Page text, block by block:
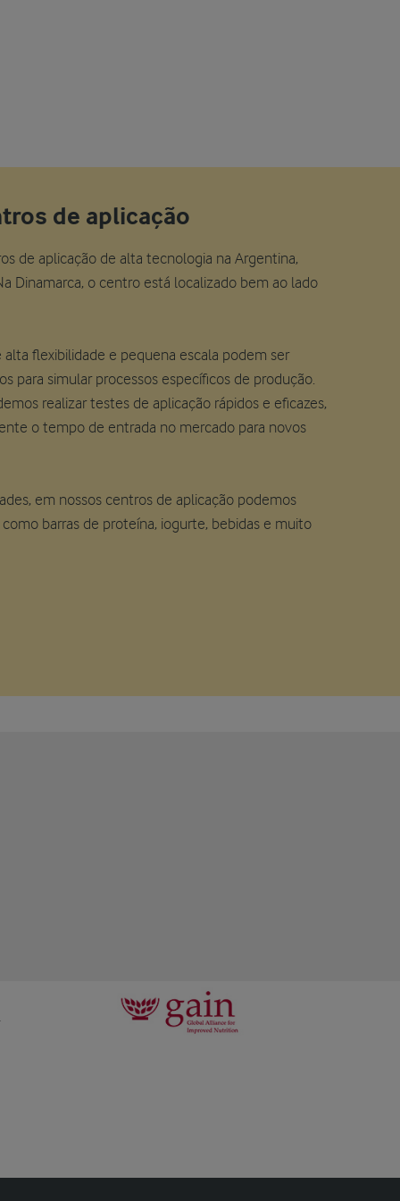
de aplicação
de aplicação de alta tecnologia na Argentina,
Dinamarca, o centro está localizado bem ao lado
flexibilidade e pequena escala podem ser
para simular processos específicos de produção.
realizar testes de aplicação rápidos e eficazes,
o tempo de entrada no mercado para novos
em nossos centros de aplicação podemos
barras de proteína, iogurte, bebidas e muito